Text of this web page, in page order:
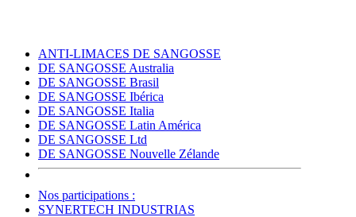
ANTI-LIMACES DE SANGOSSE
DE SANGOSSE Australia
DE SANGOSSE Brasil
DE SANGOSSE Ibérica
DE SANGOSSE Italia
DE SANGOSSE Latin América
DE SANGOSSE Ltd
DE SANGOSSE Nouvelle Zélande
Nos participations :
SYNERTECH INDUSTRIAS